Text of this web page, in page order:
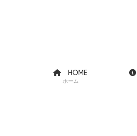
HOME
ホーム